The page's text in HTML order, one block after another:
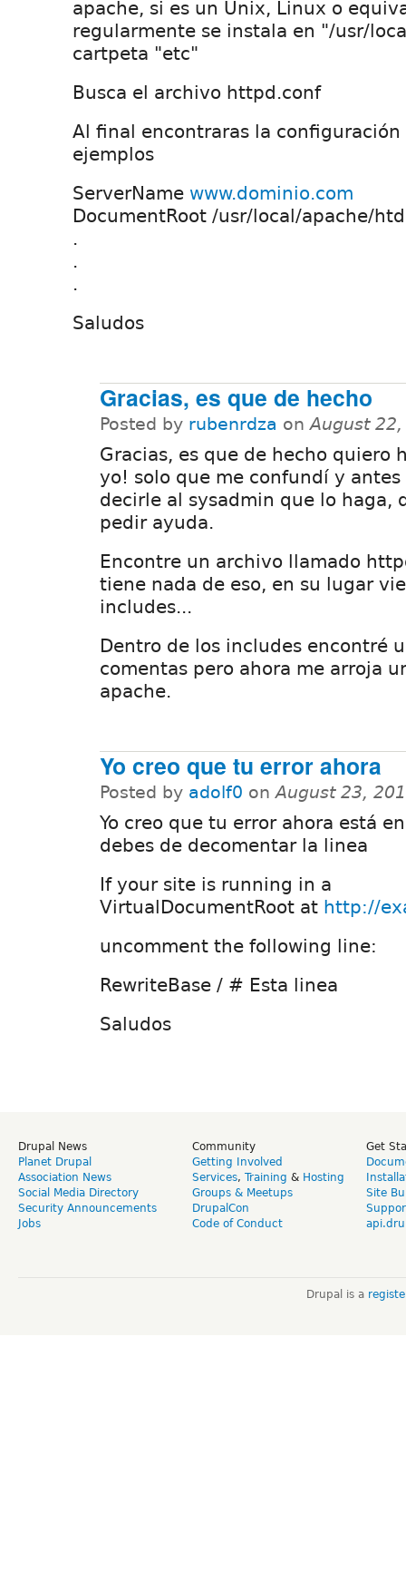
apache, si es un Unix, Linux o
regularmente se instala en "/usr/
cartpeta "etc"
Busca el archivo httpd.conf
Al final encontraras la configuración
ejemplos
ServerName www.dominio.com
DocumentRoot /usr/local/apache/
.
.
.
Saludos
Gracias, es que de hecho
Posted by rubenrdza onAugust
Gracias, es que de hecho quiero
yo! solo que me confundí y antes
decirle al sysadmin que lo haga,
pedir ayuda.
Encontre un archivo llamado
tiene nada de eso, en su lugar
includes...
Dentro de los includes encontré
comentas pero ahora me arroja
apache.
Yo creo que tu error ahora
Posted by adolf0 onAugust 23,
Yo creo que tu error ahora está
debes de decomentar la linea
If your site is running in a
VirtualDocumentRoot at http://
uncomment the following line:
RewriteBase / # Esta linea
Saludos
Drupal News
Planet Drupal
Association News
Social Media Directory
Security Announcements
Jobs
Community
Getting Involved
Services, Training & Hosting
Groups & Meetups
DrupalCon
Code of Conduct
Get
Site
Drupal is a